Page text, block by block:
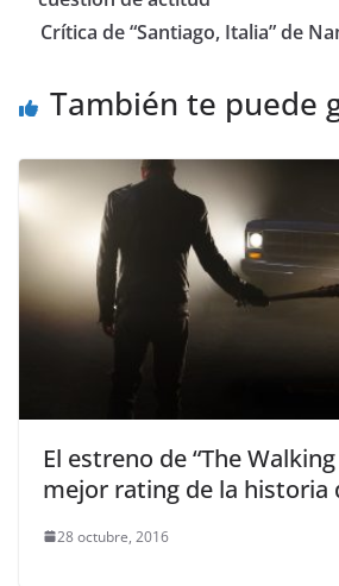
Crítica de “Santiago, Italia” de
También te puede
El estreno de “The
mejor rating de la historia
28 octubre, 2016